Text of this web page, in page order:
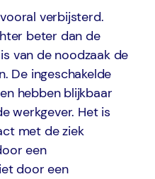
verbijsterd.
beter dan de
van de noodzaak de
De ingeschakelde
hebben blijkbaar
werkgever. Het is
met de ziek
een
door een